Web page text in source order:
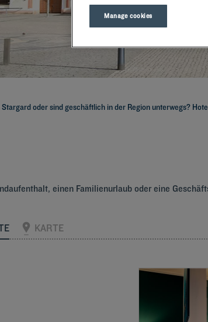
oder sind geschäftlich in der Region unterwegs?
einen Familienurlaub oder eine
KARTE
Manage cookies